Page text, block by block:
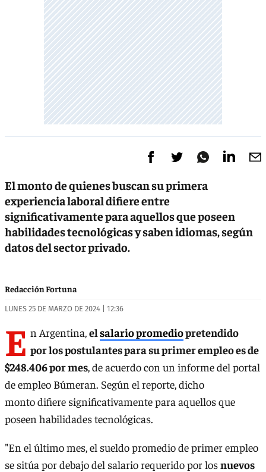
El monto de quienes buscan su primera
experiencia laboral difiere entre
significativamente para aquellos que poseen
habilidades tecnológicas y saben idiomas, según
datos del sector privado.
Redacción Fortuna
LUNES 25 DE MARZO DE 2024 | 12:36
E n Argentina,elsalario promediopretendido
por los postulantes para su primer empleo es de
$248.406 por mes, de acuerdo con un informe del portal
de empleo Búmeran. Según el reporte, dicho
monto difiere significativamente para aquellos que
poseen habilidades tecnológicas.
"En el último mes, el sueldo promedio de primer empleo
se sitúa por debajo del salario requerido por losnuevos